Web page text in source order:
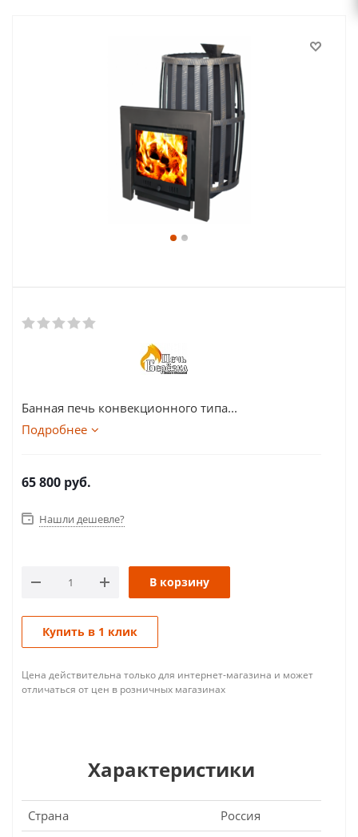
Банная печь конвекционного типа...
Подробнее
65 800 руб.
Нашли дешевле?
В корзину
Купить в 1 клик
Цена действительна только для интернет-магазина и может
отличаться от цен в розничных магазинах
Характеристики
Страна
Россия